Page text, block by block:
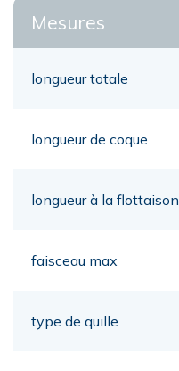
Mesures
longueur totale
longueur de coque
longueur à la flottaison
faisceau max
type de quille